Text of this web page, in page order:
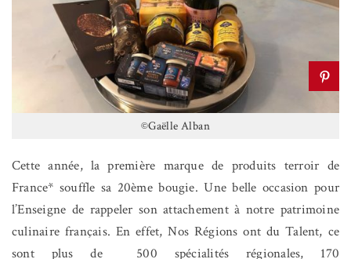
©Gaëlle Alban
Cette année, la première marque de produits terroir de
France* souffle sa 20ème bougie. Une belle occasion pour
l’Enseigne de rappeler son attachement à notre patrimoine
culinaire français. En effet, Nos Régions ont du Talent, ce
sont plus de
500 spécialités régionales, 170